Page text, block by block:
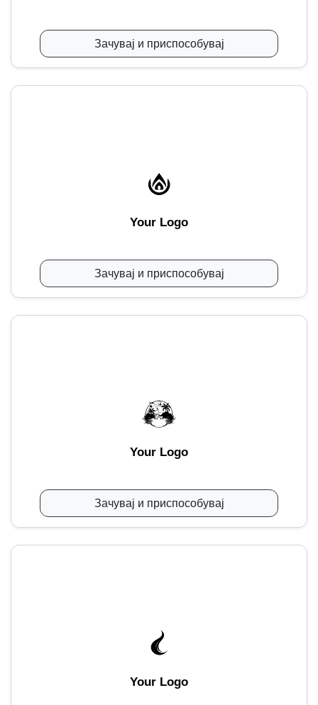
Зачувај и приспособувај
Your Logo
Зачувај и приспособувај
Your Logo
Зачувај и приспособувај
Your Logo